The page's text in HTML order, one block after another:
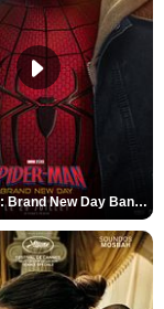
Spider-Man: Brand New Day Bande-annonce VO STFR